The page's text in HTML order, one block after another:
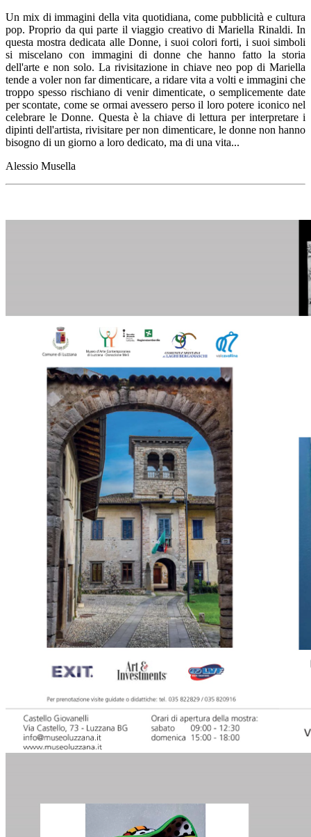
Un mix di immagini della vita quotidiana, come pubblicità e cultura
pop. Proprio da qui parte il viaggio creativo di Mariella Rinaldi. In
questa mostra dedicata alle Donne, i suoi colori forti, i suoi simboli
si miscelano con immagini di donne che hanno fatto la storia
dell'arte e non solo. La rivisitazione in chiave neo pop di Mariella
tende a voler non far dimenticare, a ridare vita a volti e immagini che
troppo spesso rischiano di venir dimenticate, o semplicemente date
per scontate, come se ormai avessero perso il loro potere iconico nel
celebrare le Donne. Questa è la chiave di lettura per interpretare i
dipinti dell'artista, rivisitare per non dimenticare, le donne non hanno
bisogno di un giorno a loro dedicato, ma di una vita...
Alessio Musella